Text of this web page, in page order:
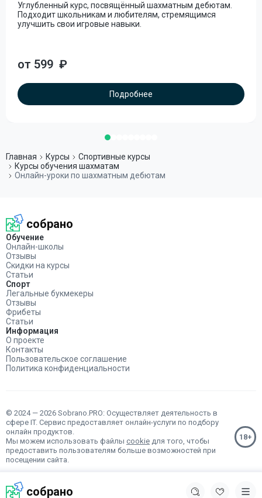
собрано
Углубленный курс, посвящённый шахматным дебютам.
Подходит школьникам и любителям, стремящимся
улучшить свои игровые навыки.
от 599 ₽
Подробнее
Главная Курсы
Спортивные курсы
Курсы обучения шахматам
Онлайн-уроки по шахматным дебютам
собрано
Обучение
Онлайн-школы
Отзывы
Скидки на курсы
Статьи
Спорт
Легальные букмекеры
Отзывы
Фрибеты
Статьи
Информация
О проекте
Контакты
Пользовательское соглашение
Политика конфиденциальности
© 2024 — 2026 Sobrano.PRO: Осуществляет деятельность в
сфере IT. Сервис предоставляет онлайн-услуги по подбору
онлайн продуктов.
Мы можем использовать файлы cookie для того, чтобы
предоставить пользователям больше возможностей при
посещении сайта.